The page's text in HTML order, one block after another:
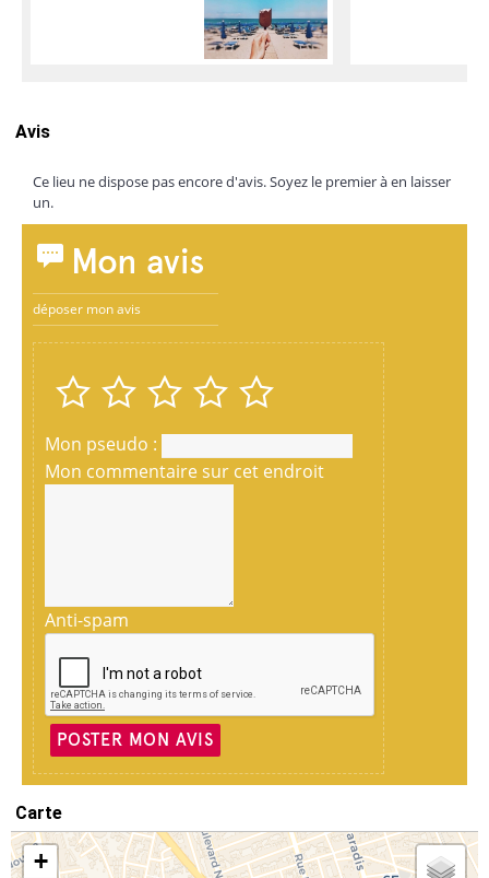
Avis
Ce lieu ne dispose pas encore d'avis. Soyez le premier à en laisser
un.
Mon avis
déposer mon avis
Mon pseudo :
Mon commentaire sur cet endroit
Anti-spam
POSTER MON AVIS
Carte
+